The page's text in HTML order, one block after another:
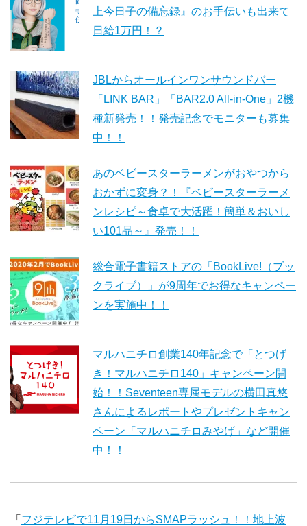
上今日子の備忘録』のお手伝いも出来て
日給1万円！？
JBLからオールインワンサウンドバー
「LINK BAR」「BAR2.0 All-in-One」2機
種新発売！！発売記念でモニターも募集
中！！
あのベビースターラーメンがおやつから
おかずに変身？！『ベビースターラーメ
ンレシピ～食卓で大活躍！簡単＆おいし
い101品～』発売！！
総合電子書籍ストアの「BookLive!（ブッ
クライブ）」が9周年でお得なキャンペー
ンを実施中！！
マルハニチロ創業140年記念で「とつげ
き！マルハニチロ140」キャンペーン開
始！！Seventeen専属モデルの横田真悠
さんによるレポートやプレゼントキャン
ペーン「マルハニチロみやげ」など開催
中！！
「 フジテレビで11月19日からSMAPラッシュ！！地上波